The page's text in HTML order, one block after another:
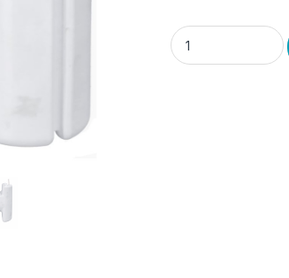
Defensa-Peldaño